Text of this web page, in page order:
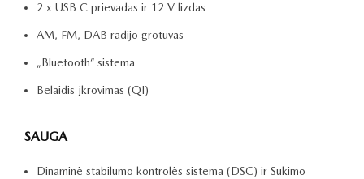
2 x USB C prievadas ir 12 V lizdas
AM, FM, DAB radijo grotuvas
„Bluetooth“ sistema
Belaidis įkrovimas (QI)
SAUGA
Dinaminė stabilumo kontrolės sistema (DSC) ir Sukimo